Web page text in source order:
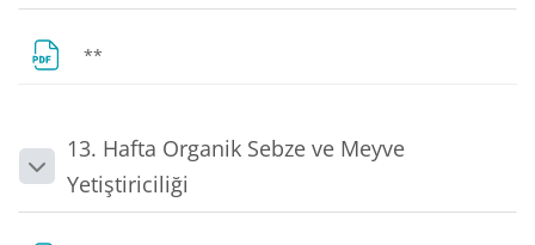
**
Daralt
13. Hafta Organik Sebze ve Meyve
Yetiştiriciliği